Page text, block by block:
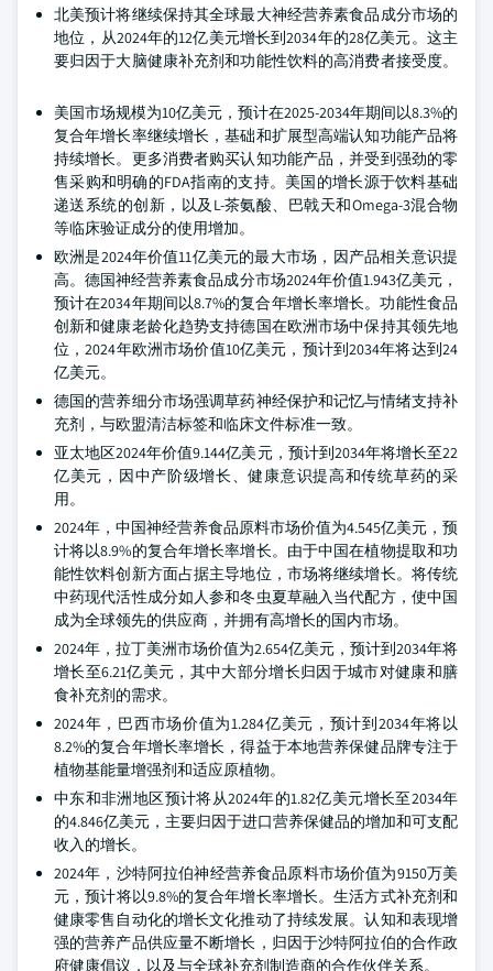
北美预计将继续保持其全球最大神经营养素食品成分市场的
地位，从2024年的12亿美元增长到2034年的28亿美元。这主
要归因于大脑健康补充剂和功能性饮料的高消费者接受度。
美国市场规模为10亿美元，预计在2025-2034年期间以8.3%的
复合年增长率继续增长，基础和扩展型高端认知功能产品将
持续增长。更多消费者购买认知功能产品，并受到强劲的零
售采购和明确的FDA指南的支持。美国的增长源于饮料基础
递送系统的创新，以及L-茶氨酸、巴戟天和Omega-3混合物
等临床验证成分的使用增加。
欧洲是2024年价值11亿美元的最大市场，因产品相关意识提
高。德国神经营养素食品成分市场2024年价值1.943亿美元，
预计在2034年期间以8.7%的复合年增长率增长。功能性食品
创新和健康老龄化趋势支持德国在欧洲市场中保持其领先地
位，2024年欧洲市场价值10亿美元，预计到2034年将达到24
亿美元。
德国的营养细分市场强调草药神经保护和记忆与情绪支持补
充剂，与欧盟清洁标签和临床文件标准一致。
亚太地区2024年价值9.144亿美元，预计到2034年将增长至22
亿美元，因中产阶级增长、健康意识提高和传统草药的采
用。
2024年，中国神经营养食品原料市场价值为4.545亿美元，预
计将以8.9%的复合年增长率增长。由于中国在植物提取和功
能性饮料创新方面占据主导地位，市场将继续增长。将传统
中药现代活性成分如人参和冬虫夏草融入当代配方，使中国
成为全球领先的供应商，并拥有高增长的国内市场。
2024年，拉丁美洲市场价值为2.654亿美元，预计到2034年将
增长至6.21亿美元，其中大部分增长归因于城市对健康和膳
食补充剂的需求。
2024年，巴西市场价值为1.284亿美元，预计到2034年将以
8.2%的复合年增长率增长，得益于本地营养保健品牌专注于
植物基能量增强剂和适应原植物。
中东和非洲地区预计将从2024年的1.82亿美元增长至2034年
的4.846亿美元，主要归因于进口营养保健品的增加和可支配
收入的增长。
2024年，沙特阿拉伯神经营养食品原料市场价值为9150万美
元，预计将以9.8%的复合年增长率增长。生活方式补充剂和
健康零售自动化的增长文化推动了持续发展。认知和表现增
强的营养产品供应量不断增长，归因于沙特阿拉伯的合作政
府健康倡议，以及与全球补充剂制造商的合作伙伴关系。